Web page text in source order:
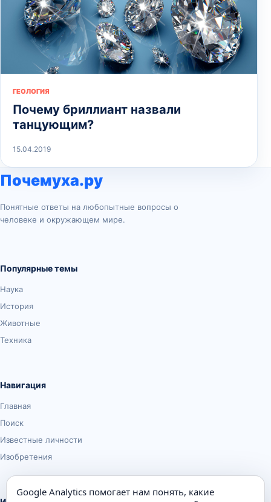
ГЕОЛОГИЯ
Почему бриллиант назвали
танцующим?
15.04.2019
Почемуха.ру
Понятные ответы на любопытные вопросы о
человеке и окружающем мире.
Популярные темы
Наука
История
Животные
Техника
Навигация
Главная
Поиск
Известные личности
Изобретения
Google Analytics помогает нам понять, какие